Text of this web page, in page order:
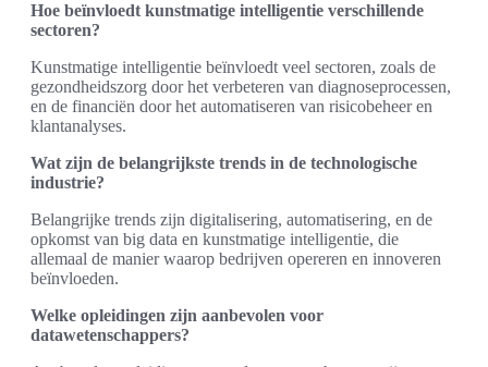
Hoe beïnvloedt kunstmatige intelligentie verschillende
sectoren?
Kunstmatige intelligentie beïnvloedt veel sectoren, zoals de
gezondheidszorg door het verbeteren van diagnoseprocessen,
en de financiën door het automatiseren van risicobeheer en
klantanalyses.
Wat zijn de belangrijkste trends in de technologische
industrie?
Belangrijke trends zijn digitalisering, automatisering, en de
opkomst van big data en kunstmatige intelligentie, die
allemaal de manier waarop bedrijven opereren en innoveren
beïnvloeden.
Welke opleidingen zijn aanbevolen voor
datawetenschappers?